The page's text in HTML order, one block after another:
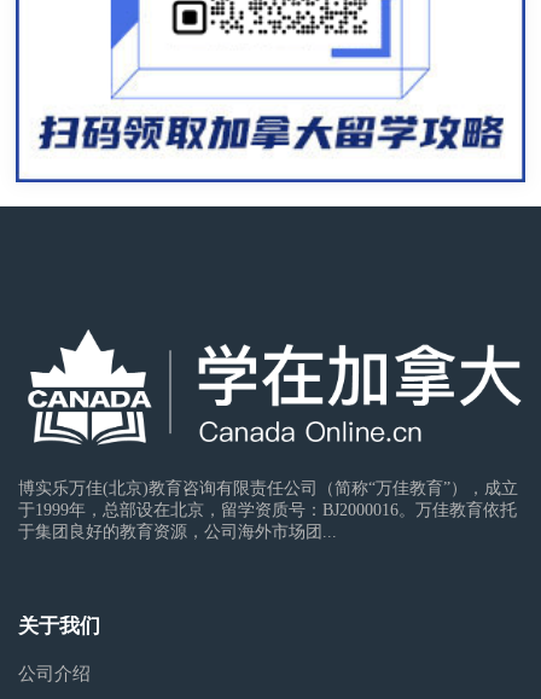
博实乐万佳(北京)教育咨询有限责任公司（简称“万佳教育”），成立
于1999年，总部设在北京，留学资质号：BJ2000016。万佳教育依托
于集团良好的教育资源，公司海外市场团...
关于我们
公司介绍